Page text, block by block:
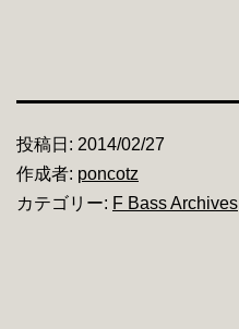
投稿日: 2014/02/27
作成者: poncotz
カテゴリー: F Bass Archives